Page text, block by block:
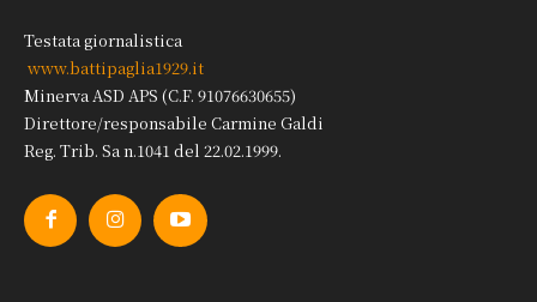
Testata giornalistica
www.battipaglia1929.it
Minerva ASD APS (C.F. 91076630655)
Direttore/responsabile Carmine Galdi
Reg. Trib. Sa n.1041 del 22.02.1999.